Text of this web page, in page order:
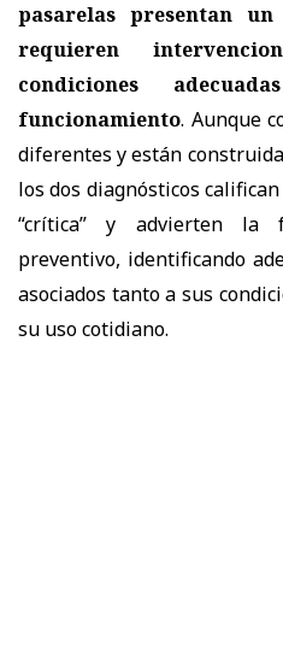
pasarelas presentan
requieren
condiciones
funcionamiento. Aunque
diferentes y están
los dos diagnósticos
“crítica” y advierten la
preventivo, identificando
asociados tanto a sus
su uso cotidiano.